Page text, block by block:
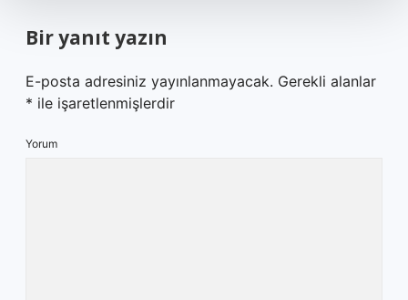
Bir yanıt yazın
E-posta adresiniz yayınlanmayacak. Gerekli alanlar
* ile işaretlenmişlerdir
Yorum